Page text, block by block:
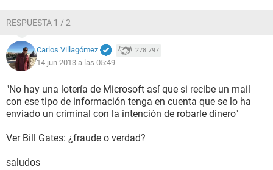
RESPUESTA 1 / 2
Carlos Villagómez 278.797
14 jun 2013 a las 05:49
"No hay una lotería de Microsoft así que si recibe un mail
con ese tipo de información tenga en cuenta que se lo ha
enviado un criminal con la intención de robarle dinero"
Ver Bill Gates: ¿fraude o verdad?
saludos